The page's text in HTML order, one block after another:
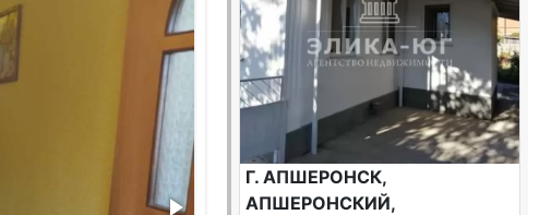
Г. АПШЕРОНСК,
АПШЕРОНСКИЙ,